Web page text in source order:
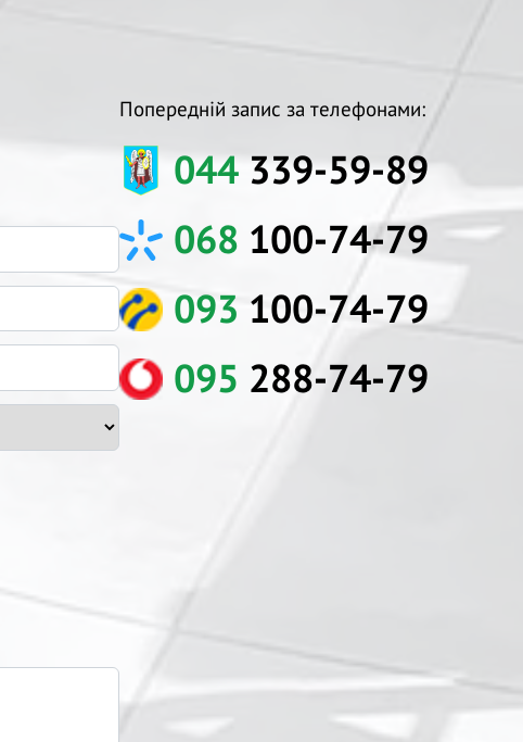
Попередній запис за телефонами:
044339-59-89
068 100-74-79
093 100-74-79
095 288-74-79